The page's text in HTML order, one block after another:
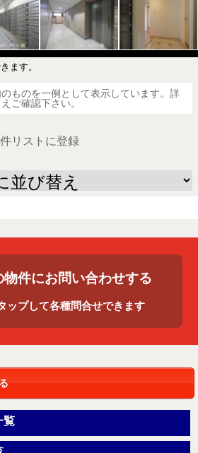
ます。
ものを一例として表示しています。詳
ご確認下さい。
リストに登録
件にお問い合わせする
ップして各種問合せできます
覧